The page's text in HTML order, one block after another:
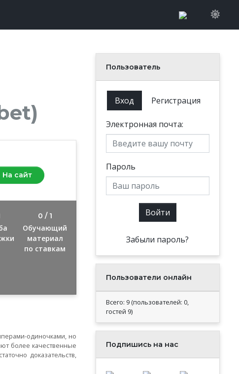
На сайт
0 / 1
Обучающий
материал
по ставкам
одиночками, но
более качественные
доказательств,
Пользователь
Вход Регистрация
Электронная почта:
Пароль
Войти
Забыли пароль?
Пользователи онлайн
Всего: 9 (пользователей: 0,
гостей 9)
Подпишись на нас